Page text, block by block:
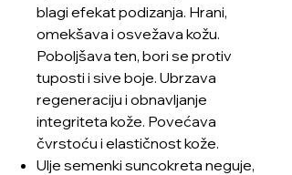
blagi efekat podizanja. Hrani,
omekšava i osvežava kožu.
Poboljšava ten, bori se protiv
tuposti i sive boje. Ubrzava
regeneraciju i obnavljanje
integriteta kože. Povećava
čvrstoću i elastičnost kože.
Ulje semenki suncokreta neguje,